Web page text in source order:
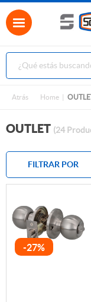
Atrás Home
OUTLET (24
FILTRAR POR
-27%